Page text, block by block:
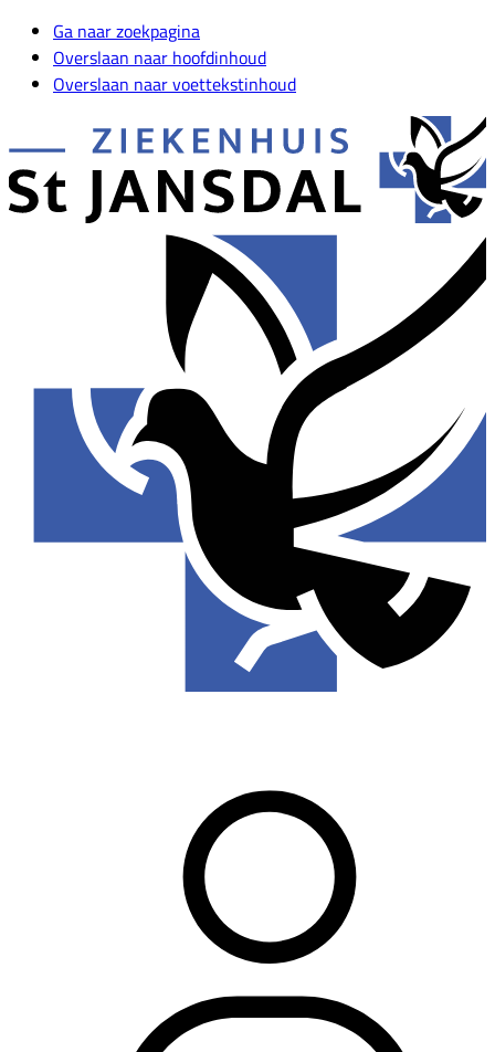
Ga naar zoekpagina
Overslaan naar hoofdinhoud
Overslaan naar voettekstinhoud